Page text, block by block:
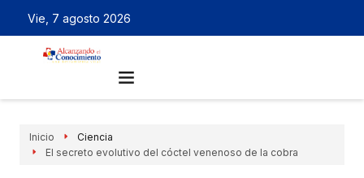
Vie, 7 agosto 2026
Inicio
Ciencia
El secreto evolutivo del cóctel venenoso de la cobra